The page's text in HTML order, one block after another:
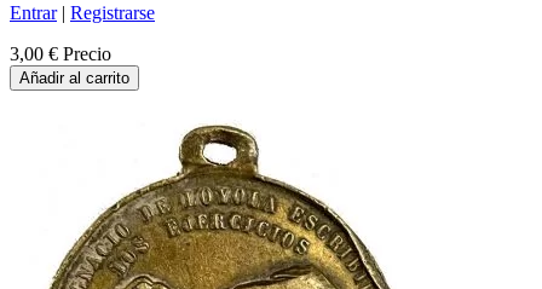
Entrar| Registrarse
3,00 € Precio
Añadir al carrito